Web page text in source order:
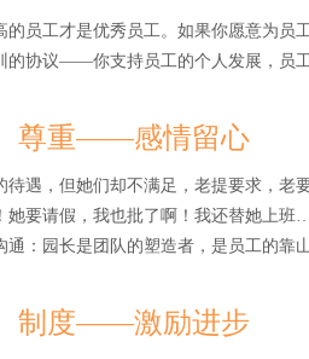
员工才是优秀员工。如果你愿意为员
的协议——你支持员工的个人发展，员
尊重——感情留心
待遇，但她们却不满足，老提要求，
要请假，我也批了啊！我还替她上
：园长是团队的塑造者，是员工的靠
制度——激励进步